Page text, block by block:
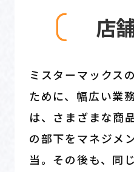
店
ミスターマックス
ために、幅広い業
は、さまざまな商
の部下をマネジメ
当。その後も、同